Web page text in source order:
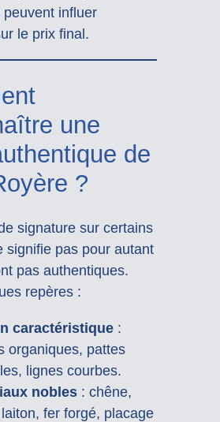
influer
le prix final.
une
de
?
signature sur certains
signifie pas pour autant
pas authentiques.
repères :
caractéristique:
organiques, pattes
lignes courbes.
nobles: chêne,
fer forgé, placage